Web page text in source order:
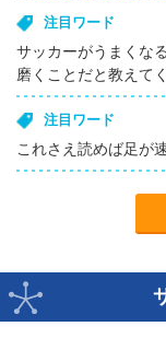
注目ワード
サッカーがうまくな
磨くことだと教えて
注目ワード
これさえ読めば足が